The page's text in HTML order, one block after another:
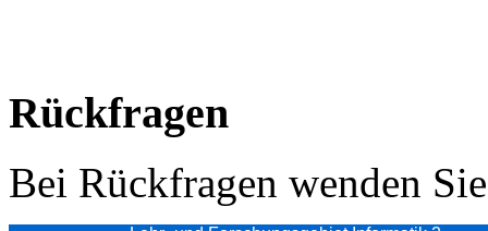
Rückfragen
Bei Rückfragen wenden